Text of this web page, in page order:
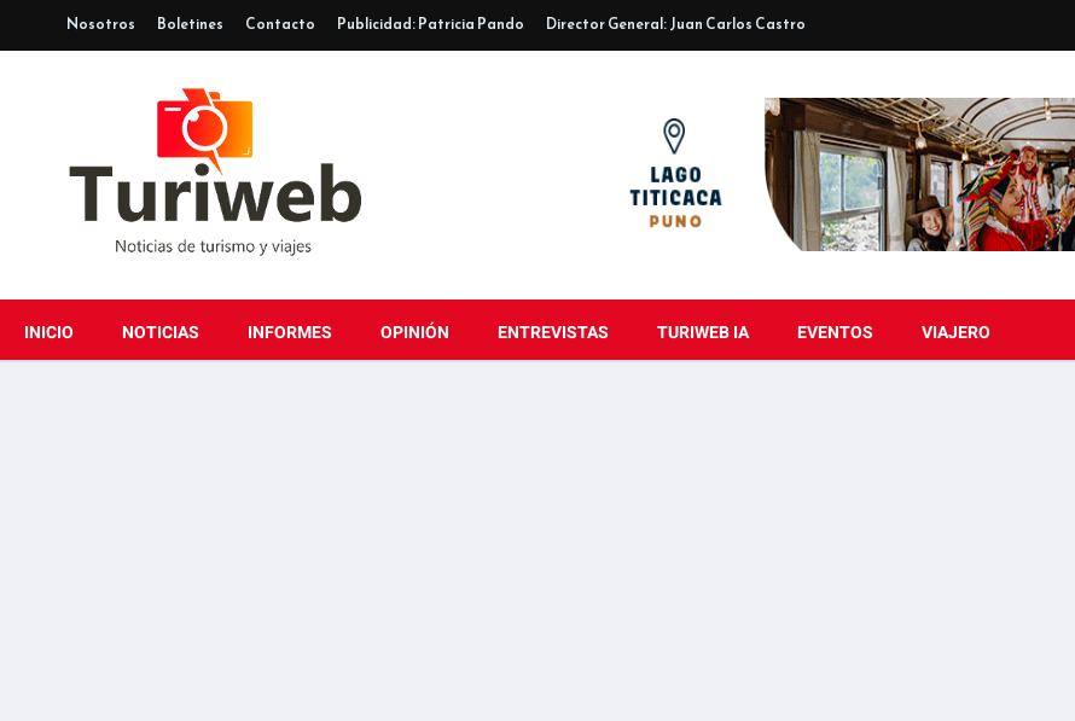
Nosotros Boletines Contacto Publicidad: Patricia Pando Director General: Juan Carlos Castro
INICIO NOTICIAS INFORMES OPINIÓN ENTREVISTAS TURIWEB IA EVENTOS VIAJERO